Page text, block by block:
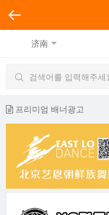
济南
프리미엄 배너광고